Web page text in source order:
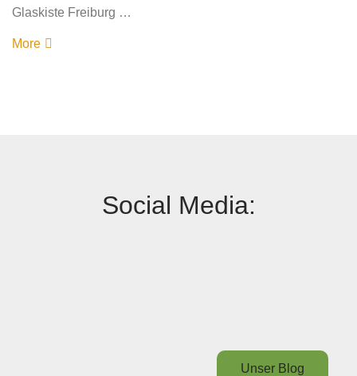
Glaskiste Freiburg …
More
Social Media:
Unser Blog